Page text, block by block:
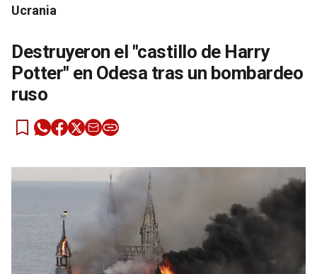
Ucrania
Destruyeron el "castillo de Harry
Potter" en Odesa tras un bombardeo
ruso